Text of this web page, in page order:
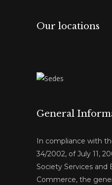
Our locations
General
In compliance with
34/2002, of July 11,
Society Services and
Commerce, the